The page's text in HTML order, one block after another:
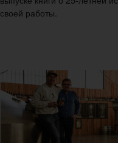
своей работы.